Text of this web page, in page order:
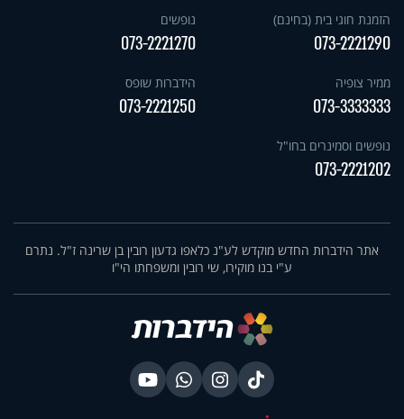
הזמנת חוגי בית (בחינם)
073-2221290
נופשים
073-2221270
ממיר צופיה
073-3333333
הידברות שופס
073-2221250
נופשים וסמינרים בחו"ל
073-2221202
אתר הידברות החדש מוקדש לע"נ כלאפו גדעון רובין בן שרינה ז"ל. נתרם
ע"י בנו מוקירו, שי רובין ומשפחתו הי"ו